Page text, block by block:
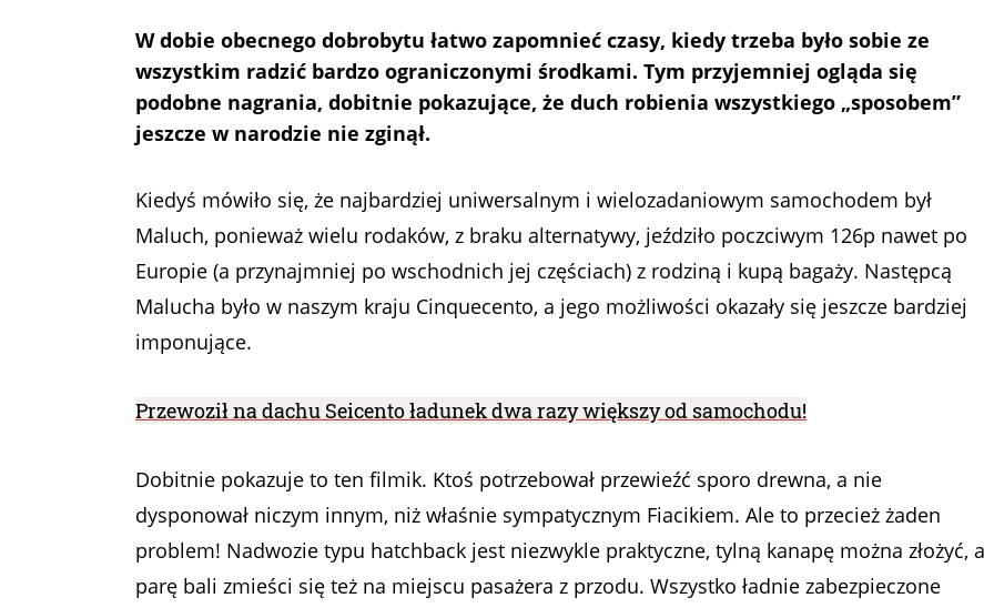
W dobie obecnego dobrobytu łatwo zapomnieć czasy, kiedy trzeba było sobie ze
wszystkim radzić bardzo ograniczonymi środkami. Tym przyjemniej ogląda się
podobne nagrania, dobitnie pokazujące, że duch robienia wszystkiego „sposobem”
jeszcze w narodzie nie zginął.
Kiedyś mówiło się, że najbardziej uniwersalnym i wielozadaniowym samochodem był
Maluch, ponieważ wielu rodaków, z braku alternatywy, jeździło poczciwym 126p nawet po
Europie (a przynajmniej po wschodnich jej częściach) z rodziną i kupą bagaży. Następcą
Malucha było w naszym kraju Cinquecento, a jego możliwości okazały się jeszcze bardziej
imponujące.
Przewoził na dachu Seicento ładunek dwa razy większy od samochodu!
Dobitnie pokazuje to ten filmik. Ktoś potrzebował przewieźć sporo drewna, a nie
dysponował niczym innym, niż właśnie sympatycznym Fiacikiem. Ale to przecież żaden
problem! Nadwozie typu hatchback jest niezwykle praktyczne, tylną kanapę można złożyć, a
parę bali zmieści się też na miejscu pasażera z przodu. Wszystko ładnie zabezpieczone